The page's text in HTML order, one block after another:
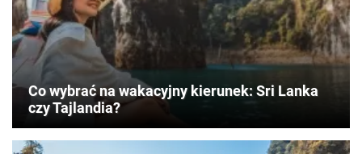
Co wybrać na wakacyjny kierunek: Sri Lanka
czy Tajlandia?